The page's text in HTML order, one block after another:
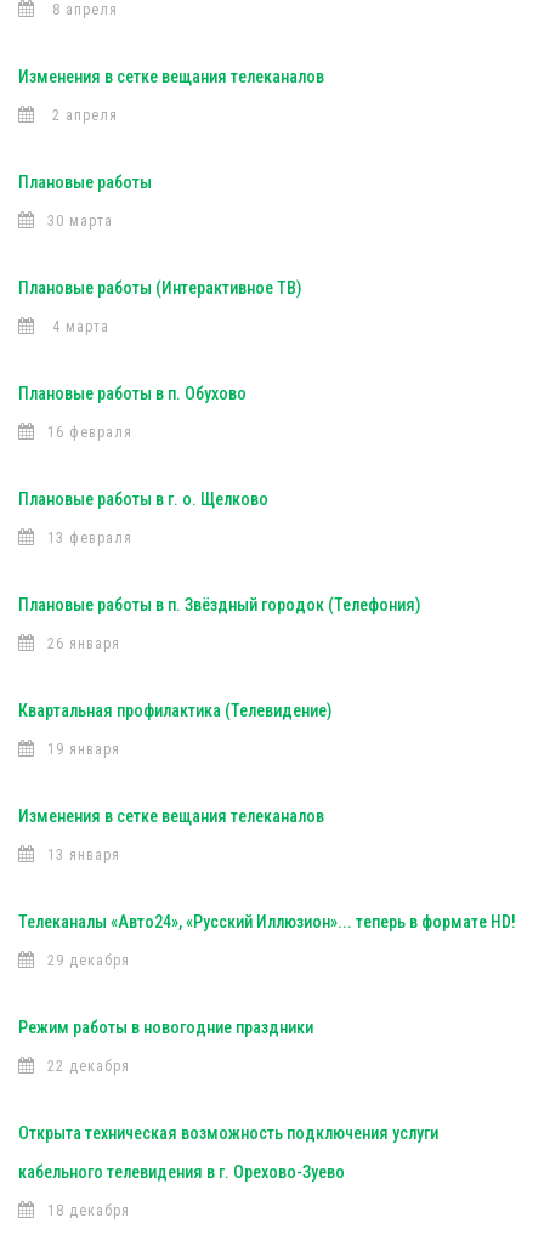
8 апреля
Изменения в сетке вещания телеканалов
2 апреля
Плановые работы
30 марта
Плановые работы (Интерактивное ТВ)
4 марта
Плановые работы в п. Обухово
16 февраля
Плановые работы в г. о. Щелково
13 февраля
Плановые работы в п. Звёздный городок (Телефония)
26 января
Квартальная профилактика (Телевидение)
19 января
Изменения в сетке вещания телеканалов
13 января
Телеканалы «Авто24», «Русский Иллюзион»... теперь в формате HD!
29 декабря
Режим работы в новогодние праздники
22 декабря
Открыта техническая возможность подключения услуги
кабельного телевидения в г. Орехово-Зуево
18 декабря